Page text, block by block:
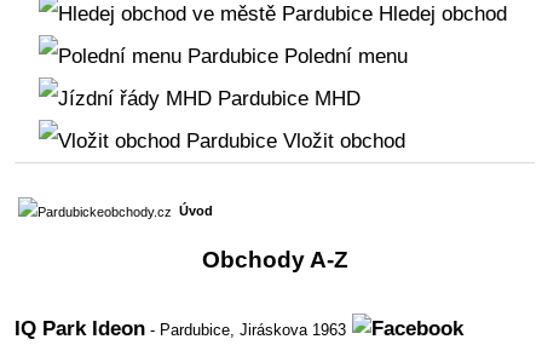
Hledej obchod
Polední menu
MHD
Vložit obchod
Úvod
Obchody A-Z
IQ Park Ideon - Pardubice,Jiráskova 1963